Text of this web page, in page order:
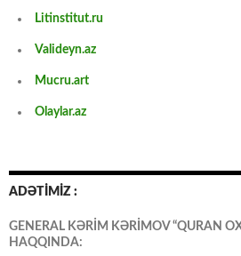
Litinstitut.ru
Valideyn.az
Mucru.art
Olaylar.az
ADƏTİMİZ :
GENERAL KƏRİM KƏRİMOV “QURAN
HAQQINDA: